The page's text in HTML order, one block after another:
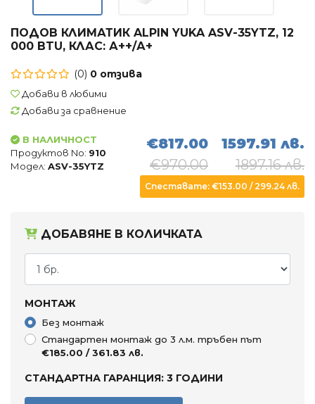
ТЕРМОПОМПИ
Термопомпи въздух - вода
ГРИЖА ЗА ВЪЗДУХА
Въздухопречистватели
АКСЕСОАРИ
ПОДОВ КЛИМАТИК ALPIN YUKA ASV-35YTZ, 12
000 BTU, КЛАС: А++/А+
(0) 0 отзива
Добави в любими
Добави за сравнение
В НАЛИЧНОСТ
Продуктов No: 910
Модел: ASV-35YTZ
€817.00
€970.00
1597.91 лв.
1897.16 лв.
Спестявате: €153.00 / 299.24 лв.
ДОБАВЯНЕ В КОЛИЧКАТА
МОНТАЖ
Без монтаж
Стандартен монтаж до 3 л.м. тръбен път
€185.00 / 361.83 лв.
СТАНДАРТНА ГАРАНЦИЯ: 3 ГОДИНИ